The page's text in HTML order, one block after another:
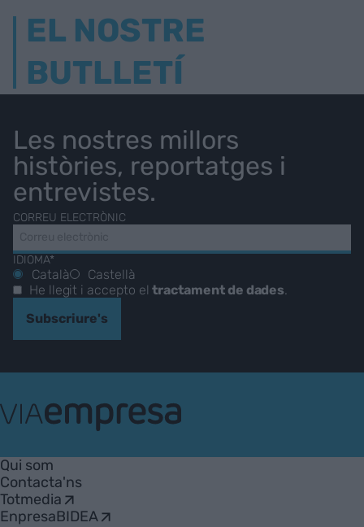
EL NOSTRE
BUTLLETÍ
Les nostres millors
històries, reportatges i
entrevistes.
CORREU ELECTRÒNIC
IDIOMA*
Català
Castellà
He llegit i accepto eltractament de dades.
Subscriure's
Empresa
Qui som
Contacta'ns
Totmedia
EnpresaBIDEA